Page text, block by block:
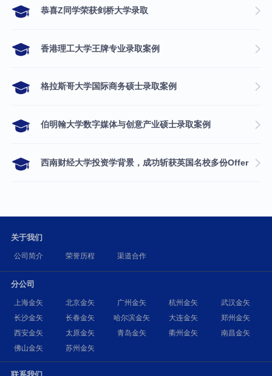
​恭喜Z同学荣获剑桥大学录取
香港理工大学王牌专业录取案例
格拉斯哥大学国际商务硕士录取案例
伯明翰大学数字媒体与创意产业硕士录取案例
西南财经大学投资学背景，成功斩获英国名校多份Offer
关于我们
公司简介 荣誉历程 渠道合作
分公司
上海金矢 北京金矢 广州金矢 杭州金矢
武汉金矢
长沙金矢
长春金矢 哈尔滨金矢 大连金矢
郑州金矢
西安金矢
太原金矢 青岛金矢 衢州金矢
南昌金矢
佛山金矢
苏州金矢